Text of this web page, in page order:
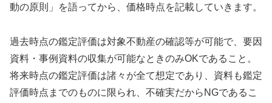
動の原則」を語ってから、価格時点を記載していきます。
過去時点の鑑定評価は対象不動産の確認等が可能で、要因
資料・事例資料の収集が可能なときのみOKであること。
将来時点の鑑定評価は諸々が全て想定であり、資料も鑑定
評価時点までのものに限られ、不確実だからNGであるこ